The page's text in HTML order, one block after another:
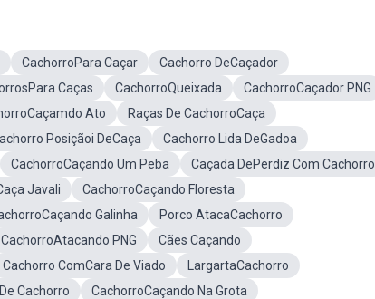
CachorroPara Caçar
Cachorro DeCaçador
Caças CachorroQueixada
CachorroCaçador PNG
Ato
Raças De CachorroCaça
Posiçãoi DeCaça
Cachorro Lida DeGadoa
CachorroCaçando Um Peba
Caçada DePerdiz Com Cachorro
Javali
CachorroCaçando Floresta
Galinha
Porco AtacaCachorro
CachorroAtacando PNG
Cães Caçando
Cachorro ComCara De Viado
LargartaCachorro
Cachorro
CachorroCaçando Na Grota